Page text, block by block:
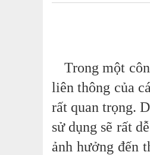
Trong một
liên thông của
rất quan trọng.
sử dụng sẽ rất
ảnh hưởng đến